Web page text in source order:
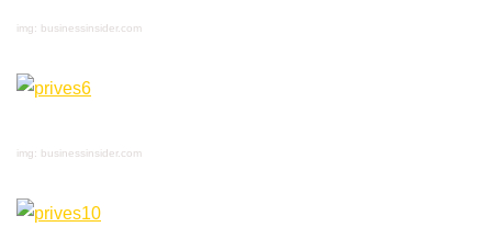
img: businessinsider.com
img: businessinsider.com